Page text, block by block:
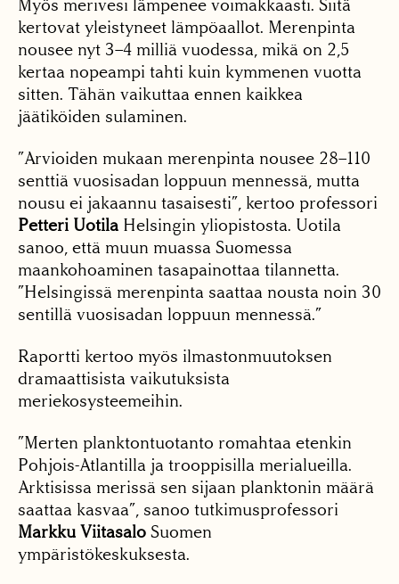
Myös merivesi lämpenee voimakkaasti. Siitä
kertovat yleistyneet lämpöaallot. Merenpinta
nousee nyt 3–4 milliä vuodessa, mikä on 2,5
kertaa nopeampi tahti kuin kymmenen vuotta
sitten. Tähän vaikuttaa ennen kaikkea
jäätiköiden sulaminen.
”Arvioiden mukaan merenpinta nousee 28–110
senttiä vuosisadan loppuun mennessä, mutta
nousu ei jakaannu tasaisesti”, kertoo professori
Petteri Uotila Helsingin yliopistosta. Uotila
sanoo, että muun muassa Suomessa
maankohoaminen tasapainottaa tilannetta.
”Helsingissä merenpinta saattaa nousta noin 30
sentillä vuosisadan loppuun mennessä.”
Raportti kertoo myös ilmastonmuutoksen
dramaattisista vaikutuksista
meriekosysteemeihin.
”Merten planktontuotanto romahtaa etenkin
Pohjois-Atlantilla ja trooppisilla merialueilla.
Arktisissa merissä sen sijaan planktonin määrä
saattaa kasvaa”, sanoo tutkimusprofessori
Markku Viitasalo Suomen
ympäristökeskuksesta.